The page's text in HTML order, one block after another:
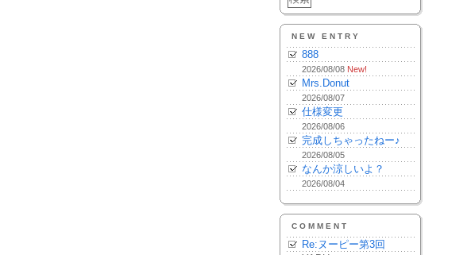
NEW ENTRY
888
2026/08/08 New!
Mrs.Donut
2026/08/07
仕様変更
2026/08/06
完成しちゃったねー♪
2026/08/05
なんか涼しいよ？
2026/08/04
COMMENT
Re:ヌーピー第3回